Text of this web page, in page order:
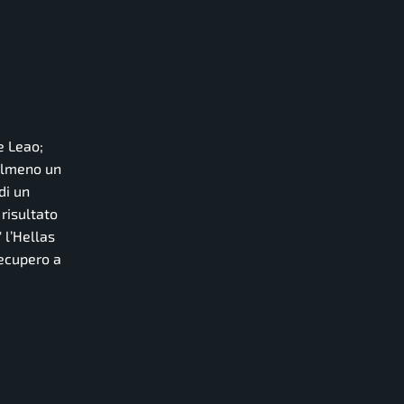
Leao;
un
un
risultato
a